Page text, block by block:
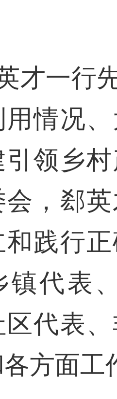
才一行
用情况
引领乡
会，郄
和践行
镇代表
区代表
方面工